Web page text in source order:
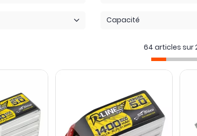
Capacité
64 articles sur